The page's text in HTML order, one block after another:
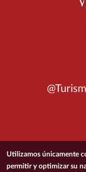
© 2026
Utilizamos únicamente
permitir y optimizar su